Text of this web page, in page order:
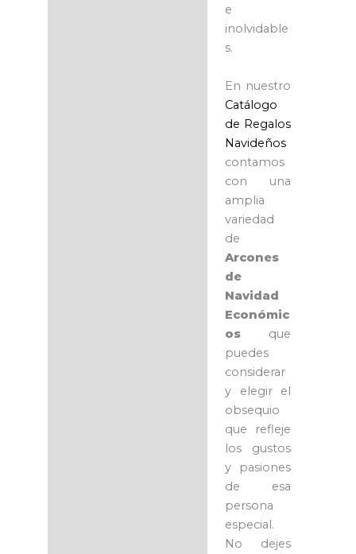
e
inolvidable
s.
En nuestro
Catálogo
de Regalos
Navideños
contamos
con una
amplia
variedad
de
Arcones
de
Navidad
Económic
osque
puedes
considerar
y elegir el
obsequio
que refleje
los gustos
y pasiones
de esa
persona
especial.
No dejes